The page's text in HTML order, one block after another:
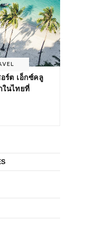
อร์ต เอ็กซ์คลู
ในไทยที่